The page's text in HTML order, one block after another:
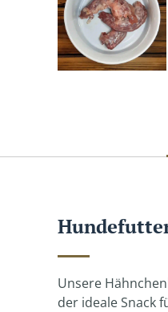
Unsere
der ideale Snack